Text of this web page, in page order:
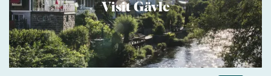
Visit Gävle